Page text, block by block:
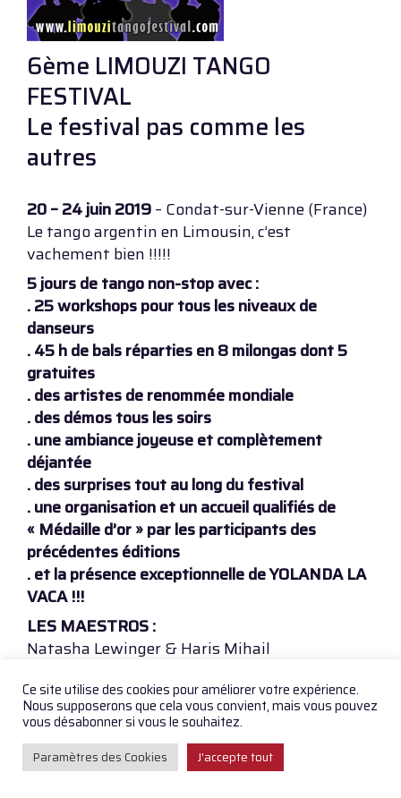
6ème LIMOUZI TANGO
FESTIVAL
Le festival pas comme les
autres
20 – 24 juin 2019– Condat-sur-Vienne (France)
Le tango argentin en Limousin, c’est
vachement bien !!!!!
5 jours de tango non-stop avec :
. 25 workshops pour tous les niveaux de
danseurs
. 45 h de bals réparties en 8 milongas dont 5
gratuites
. des artistes de renommée mondiale
. des démos tous les soirs
. une ambiance joyeuse et complètement
déjantée
. des surprises tout au long du festival
. une organisation et un accueil qualifiés de
« Médaille d’or » par les participants des
précédentes éditions
. et la présence exceptionnelle de YOLANDA LA
VACA !!!
LES MAESTROS :
Natasha Lewinger & Haris Mihail
Laura d’Anna & Sebastián Acosta
Alejandra Heredia & Mariano Otero
LES ORCHESTRES :
Sexteto Rubén PELONI & Los Tanturi
Ce site utilise des cookies pour améliorer votre expérience.
Nous supposerons que cela vous convient, mais vous pouvez
vous désabonner si vous le souhaitez.
Paramètres des Cookies J'accepte tout